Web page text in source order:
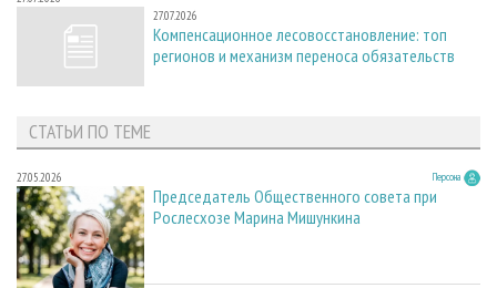
27.07.2026
Компенсационное лесовосстановление: топ
регионов и механизм переноса обязательств
СТАТЬИ ПО ТЕМЕ
27.05.2026 Персона
Председатель Общественного совета при
Рослесхозе Марина Мишункина